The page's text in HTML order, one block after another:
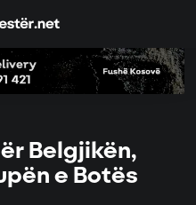
Belgjikën,
e Botës